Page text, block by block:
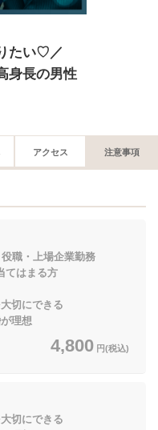
たい♡／
身長の男性
アクセス 注意事項
・上場企業勤務
まる方
にできる
想
4,800 円(税込)
にできる